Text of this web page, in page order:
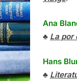
Ana
♣ La por
Hans
♣